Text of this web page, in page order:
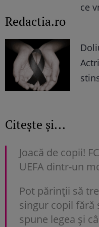
ce
Redactia.ro
Citește și...
Joacă de copii!
UEFA dintr-un
Pot părinții să
singur copil fără
spune legea și